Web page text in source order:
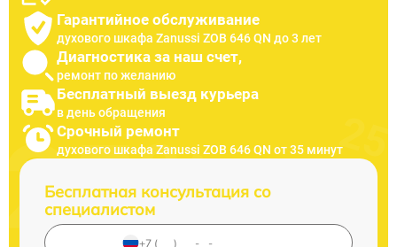
Гарантийное обслуживание
духового шкафа Zanussi ZOB 646 QN до 3 лет
Диагностика за наш счет,
ремонт по желанию
Бесплатный выезд курьера
в день обращения
Срочный ремонт
духового шкафа Zanussi ZOB 646 QN от 35 минут
Бесплатная консультация со
специалистом